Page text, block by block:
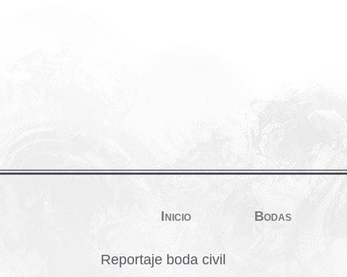
Inicio Bodas
Reportaje boda civil